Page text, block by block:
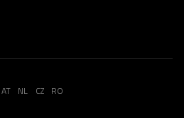
AT NL CZ RO